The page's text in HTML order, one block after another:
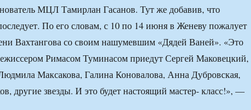
МЦЛ Тамирлан Гасанов. Тут же добавив, что
По его словам, с 10 по 14 июня в Женеву пожалует
Вахтангова со своим нашумевшим «Дядей Ваней». «Это
Римасом Туминасом приедут Сергей Маковецкий,
Максакова, Галина Коновалова, Анна Дубровская,
другие звезды. И это будет настоящий мастер- класс!», —